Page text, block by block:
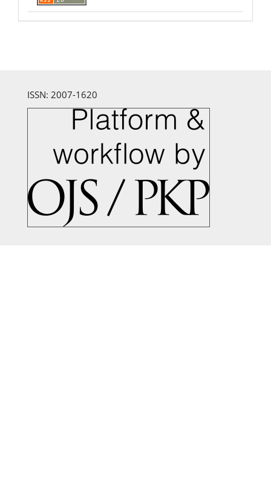
ISSN: 2007-1620